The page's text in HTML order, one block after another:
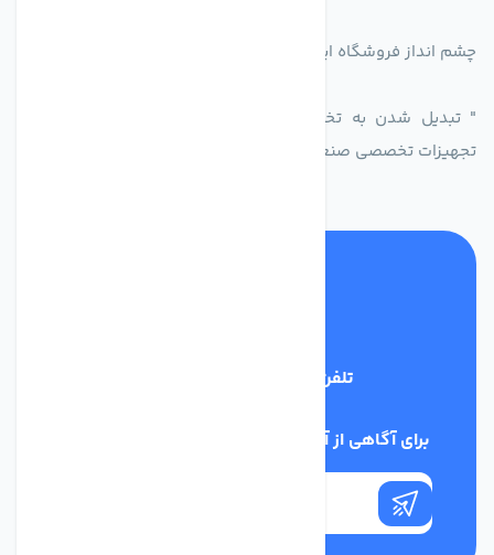
چشم انداز فروشگاه اینترنتی اکسین شاپ
" تبدیل شدن به تخصصی ترین و پر فروش ترین بازار مجازی
تجهیزات تخصصی صنعتی ایران
تلفن پشتیبانی
برای آگاهی از آخرین اخبار در خبرنامه ما عضو شوید